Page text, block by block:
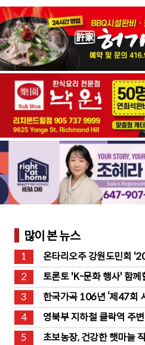
많이 본 뉴스
1
온타리오주 강원도민회
2
토론토 'K-문화 행사' 함
3
한국가곡 106년 ‘제47회
성황
4
영북부 지하철 클락역 주
트리트 바뀐다”
5
초보농장, 건강한 햇마늘